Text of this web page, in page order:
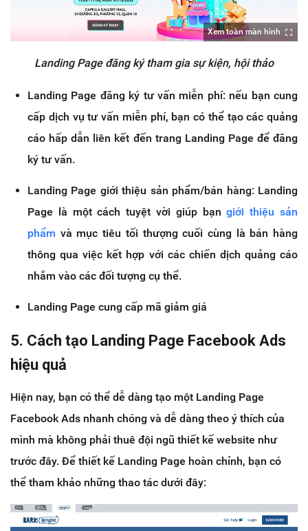
Xem toàn màn hình
Landing Page đăng ký tham gia sự kiện, hội thảo
Landing Page đăng ký tư vấn miễn phí: nếu bạn cung
cấp dịch vụ tư vấn miễn phí, bạn có thể tạo các quảng
cáo hấp dẫn liên kết đến trang Landing Page để đăng
ký tư vấn.
Landing Page giới thiệu sản phẩm/bán hàng: Landing
Page là một cách tuyệt vời giúp bạngiới thiệu sản
phẩm và mục tiêu tối thượng cuối cùng là bán hàng
thông qua việc kết hợp với các chiến dịch quảng cáo
nhắm vào các đối tượng cụ thể.
Landing Page cung cấp mã giảm giá
5. Cách tạo Landing Page Facebook Ads
hiệu quả
Hiện nay, bạn có thể dễ dàng tạo một Landing Page
Facebook Ads nhanh chóng và dễ dàng theo ý thích của
mình mà không phải thuê đội ngũ thiết kế website như
trước đây. Để thiết kế Landing Page hoàn chỉnh, bạn có
thể tham khảo những thao tác dưới đây: